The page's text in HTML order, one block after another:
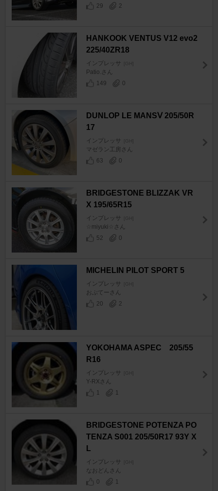
29 2
HANKOOK VENTUS V12 evo2
225/40ZR18
インプレッサ [GH]
Patio.さん
149
0
DUNLOP LE MANSⅤ 205/50R
17
インプレッサ [GH]
マゼラン工房さん
63
0
BRIDGESTONE BLIZZAK VR
X 195/65R15
インプレッサ [GH]
☆miyuki☆さん
52
0
MICHELIN PILOT SPORT 5
インプレッサ [GH]
おぷてーさん
20
2
YOKOHAMA ASPEC 205/55
R16
インプレッサ [GH]
Y-RXさん
1
1
BRIDGESTONE POTENZA PO
TENZA S001 205/50R17 93Y X
L
インプレッサ [GH]
なおどんさん
0
1